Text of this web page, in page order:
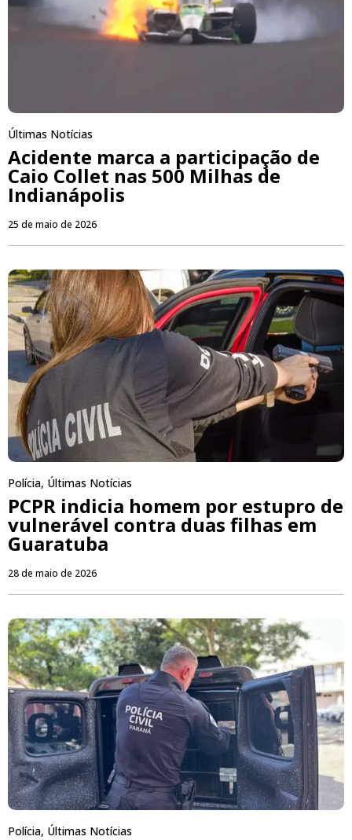
Últimas Notícias
Acidente marca a participação de
Caio Collet nas 500 Milhas de
Indianápolis
25 de maio de 2026
Polícia, Últimas Notícias
PCPR indicia homem por estupro de
vulnerável contra duas filhas em
Guaratuba
28 de maio de 2026
Polícia, Últimas Notícias